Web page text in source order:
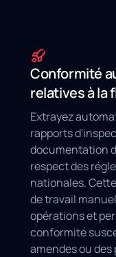
Conformité
relatives à la
Extrayez
rapports
documentation
respect des
nationales.
de travail
opérations et
conformité
amendes ou des